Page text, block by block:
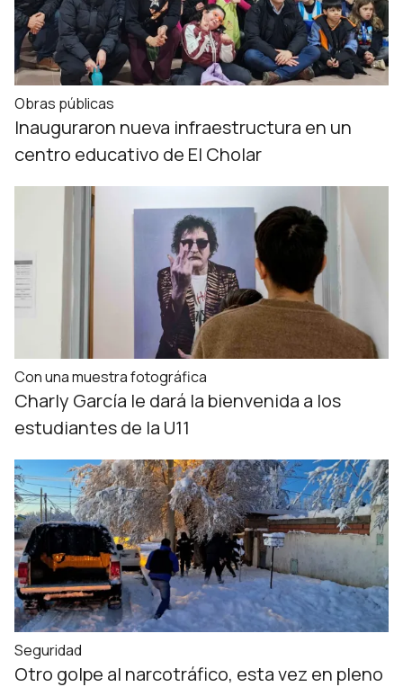
Obras públicas
Inauguraron nueva infraestructura en un
centro educativo de El Cholar
Con una muestra fotográfica
Charly García le dará la bienvenida a los
estudiantes de la U11
Seguridad
Otro golpe al narcotráfico, esta vez en pleno